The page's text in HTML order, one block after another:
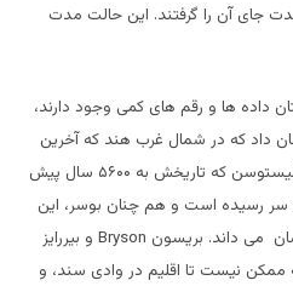
جای آن را گرفتند. این حالت مدت
داده ها و رقم های کمی وجود دارند،
۱۹۷۳، نشان داد که در شمال غرب هند که آخرین
مرحله دوران خشکی در پایان دور پلیستوسن که تاریخش به ۵۶۰۰ سال پیش
سر رسیده است و هم چنان بوسر، این
می داند. بریسون Bryson و بیررایز
داد که ممکن نیست تا اقلیم در وادی سند، و